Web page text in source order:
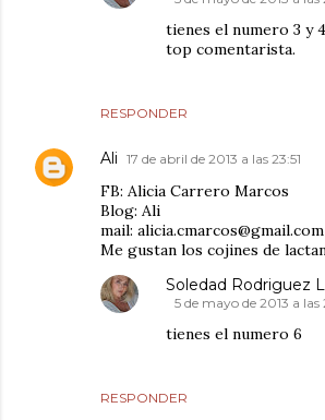
RESPONDER
tienes el numero 3 y
top comentarista.
Ali 17 de abril de 2013 a las 23:51
FB: Alicia Carrero Marcos
Blog: Ali
mail: alicia.cmarcos@gmail.com
Me gustan los cojines de
RESPONDER
Soledad Rodriguez
5 de mayo de 2013 a las
tienes el numero 6